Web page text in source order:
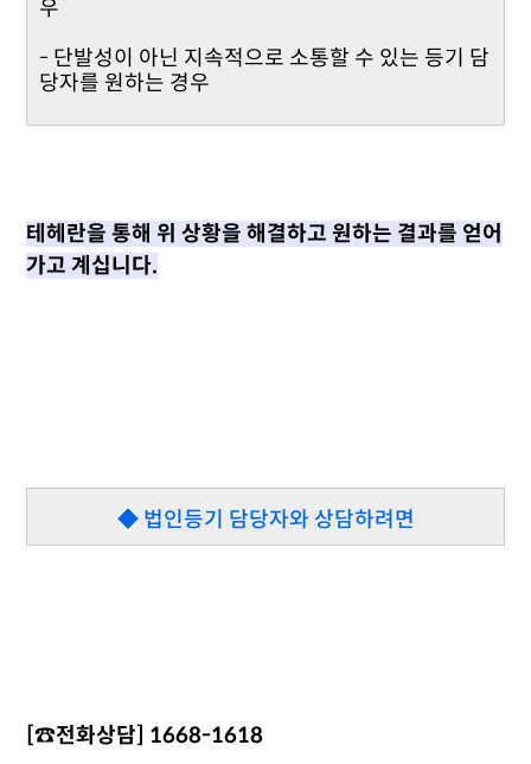
우
- 단발성이 아닌 지속적으로 소통할 수 있는 등기 담
당자를 원하는 경우
테헤란을 통해 위 상황을 해결하고 원하는 결과를 얻어
가고 계십니다.
◆ 법인등기 담당자와 상담하려면
[☎️전화상담] 1668-1618